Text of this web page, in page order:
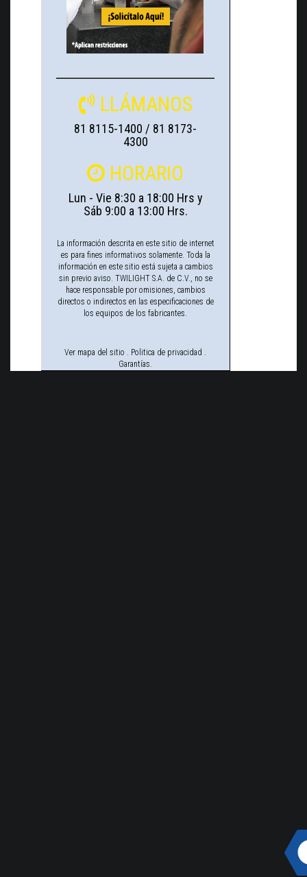
LLÁMANOS
81 8115-1400 / 81 8173-
4300
HORARIO
Lun - Vie 8:30 a 18:00 Hrs y
Sáb 9:00 a 13:00 Hrs.
La información descrita en este sitio de internet
es para fines informativos solamente. Toda la
información en este sitio está sujeta a cambios
sin previo aviso. TWILIGHT S.A. de C.V., no se
hace responsable por omisiones, cambios
directos o indirectos en las especificaciones de
los equipos de los fabricantes.
Ver mapa del sitio Politica de privacidad
Garantías